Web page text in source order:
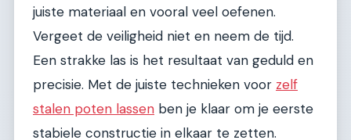
juiste materiaal en vooral veel oefenen.
Vergeet de veiligheid niet en neem de tijd.
Een strakke las is het resultaat van geduld en
precisie. Met de juiste technieken voor zelf
stalen poten lassen ben je klaar om je eerste
stabiele constructie in elkaar te zetten.